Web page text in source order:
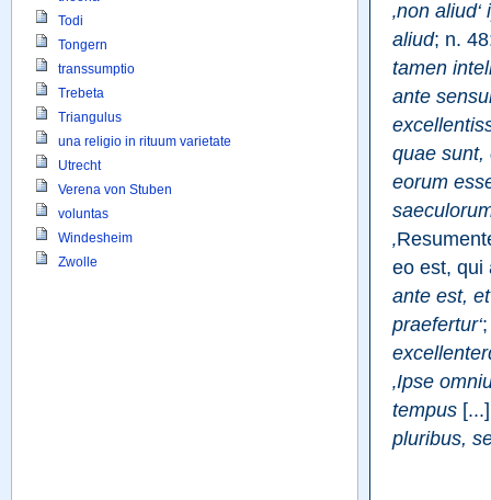
Todi
Tongern
transsumptio
Trebeta
Triangulus
una religio in rituum varietate
Utrecht
Verena von Stuben
voluntas
Windesheim
Zwolle
‚non
aliud; n.
tamen
ante
quae sunt,
eorum
‚
eo est, qui
ante est,
praefertur‘
‚Ipse
tempus [...]
pluribus,